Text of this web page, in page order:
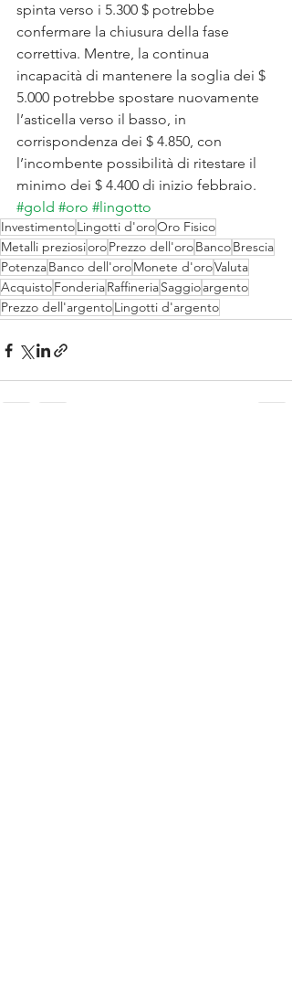
spinta verso i 5.300 $ potrebbe
confermare la chiusura della fase
correttiva. Mentre, la continua
incapacità di mantenere la soglia dei $
5.000 potrebbe spostare nuovamente
l’asticella verso il basso, in
corrispondenza dei $ 4.850, con
l’incombente possibilità di ritestare il
minimo dei $ 4.400 di inizio febbraio.
#gold #oro #lingotto
InvestimentoLingotti d'oroOro Fisico
Metalli preziosioroPrezzo dell'oroBancoBrescia
PotenzaBanco dell'oroMonete d'oroValuta
AcquistoFonderiaRaffineriaSaggioargento
Prezzo dell'argentoLingotti d'argento